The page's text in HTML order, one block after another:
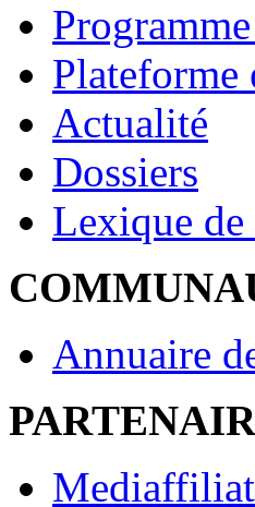
Plateforme
Actualité
Dossiers
Lexique
Annuaire